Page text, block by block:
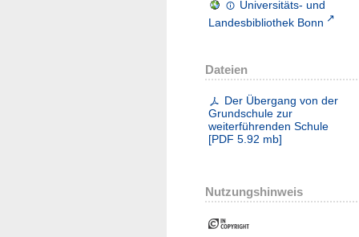
Universitäts- und
Landesbibliothek Bonn
Dateien
Der Übergang von der
Grundschule zur
weiterführenden Schule
[PDF 5.92 mb]
Nutzungshinweis